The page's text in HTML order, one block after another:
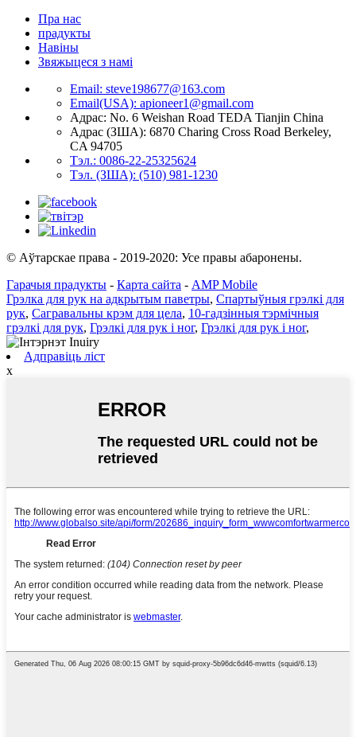
Пра нас
прадукты
Навіны
Звяжыцеся з намі
Email: steve198677@163.com
Email(USA): apioneer1@gmail.com
Адрас: No. 6 Weishan Road TEDA Tianjin China
Адрас (ЗША): 6870 Charing Cross Road Berkeley,
CA 94705
Тэл.: 0086-22-25325624
Тэл. (ЗША): (510) 981-1230
© Аўтарскае права - 2019-2020: Усе правы абаронены.
Гарачыя прадукты - Карта сайта - AMP Mobile
Грэлка для рук на адкрытым паветры, Спартыўныя грэлкі для
рук, Сагравальны крэм для цела, 10-гадзінныя тэрмічныя
грэлкі для рук, Грэлкі для рук і ног, Грэлкі для рук і ног,
Адправіць ліст
x